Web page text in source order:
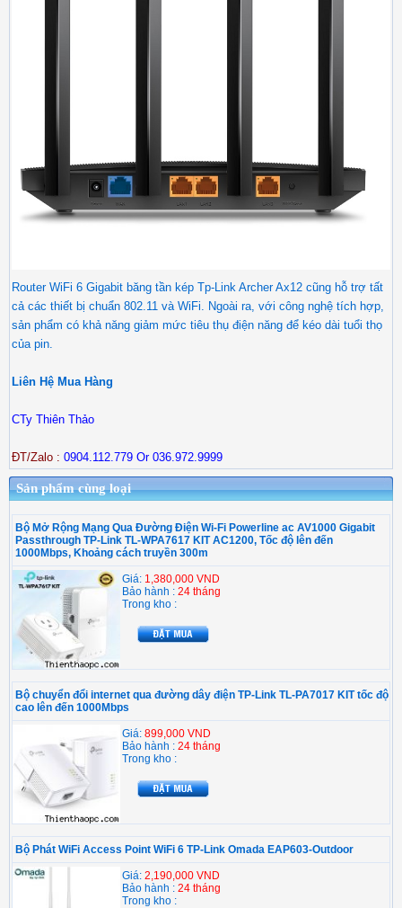
Router WiFi 6 Gigabit băng tần kép Tp-Link Archer Ax12 cũng hỗ trợ tất
cả các thiết bị chuẩn 802.11 và WiFi. Ngoài ra, với công nghệ tích hợp,
sản phẩm có khả năng giảm mức tiêu thụ điện năng để kéo dài tuổi thọ
của pin.
Liên Hệ Mua Hàng
CTy Thiên Thảo
ĐT/Zalo : 0904.112.779 Or 036.972.9999
Sản phẩm cùng loại
Bộ Mở Rộng Mạng Qua Đường Điện Wi-Fi Powerline ac AV1000 Gigabit
Passthrough TP-Link TL-WPA7617 KIT AC1200, Tốc độ lên đến
1000Mbps, Khoảng cách truyền 300m
Giá: 1,380,000 VND
Bảo hành : 24 tháng
Trong kho :
Bộ chuyển đổi internet qua đường dây điện TP-Link TL-PA7017 KIT tốc độ
cao lên đến 1000Mbps
Giá: 899,000 VND
Bảo hành : 24 tháng
Trong kho :
Bộ Phát WiFi Access Point WiFi 6 TP-Link Omada EAP603-Outdoor
Giá: 2,190,000 VND
Bảo hành : 24 tháng
Trong kho :